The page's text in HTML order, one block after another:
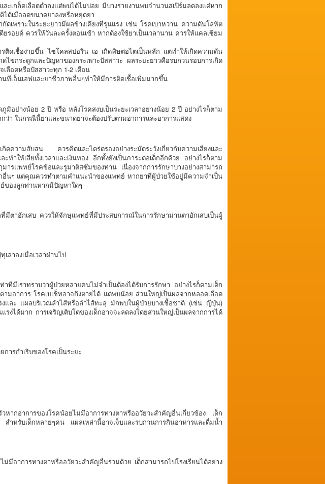
ะเกล็ดเลือดต่ำลงแต่พบได้ไม่บ่อย มีบางรายงานพบจำนวนสเปิร์มลดลงแต่หาก
ด้เมื่อลดขนาดยาลงหรือหยุดยา
เพราะในระยะยาวมีผลข้างเคียงที่รุนแรง เช่น โรคเบาหวาน ความดันโลหิต
รอยด์ ควรให้วันละครั้งตอนเช้า หากต้องใช้ยาเป็นเวลานาน ควรให้แคลเซียม
ติดเชื้อง่ายขึ้น ไซโคลสปอริน เอ เกิดพิษต่อไตเป็นหลัก แต่ทำให้เกิดความดัน
กระดูกและปัญหาของกระเพาะปัสสาวะ ผลระยะยาวคือรบกวนรอบการเกิด
ลือดหรือปัสสาวะทุก 1-2 เดือน
ทีเอ็นเอฟและยาชีวภาพอื่นๆทำให้มีการติดเชื้อเพิ่มมากขึ้น
อย่างน้อย 2 ปี หรือ หลังโรคสงบเป็นระยะเวลาอย่างน้อย 2 ปี อย่างไรก็ตาม
ว่า ในกรณีนี้ยาและขนาดยาจะต้องปรับตามอาการและอาการแสดง
ความสับสน ควรคิดและไตร่ตรองอย่างระมัดระวังเกี่ยวกับความเสี่ยงและ
ำให้เสียทั้งเวลาและเงินทอง อีกทั้งยังเป็นภาระต่อเด็กอีกด้วย อย่างไรก็ตาม
รแพทย์โรคข้อและรูมาติสซั่มของท่าน เนื่องจากการรักษาบางอย่างสามารถ
นๆ แต่คุณควรทำตามคำแนะนำของแพทย์ หากยาที่ผู้ป่วยใช้อยู่มีความจำเป็น
ของลูกท่านหากมีปัญหาใดๆ
ที่มีตาอักเสบ ควรให้จักษุแพทย์ที่มีประสบการณ์ในการรักษาม่านตาอักเสบเป็นผู้
ลาลงเมื่อเวลาผ่านไป
มีเราทราบว่าผู้ป่วยหลายคนไม่จำเป็นต้องได้รับการรักษา อย่างไรก็ตามเด็ก
มอาการ โรคเบเช็ทอาจถึงตายได้ แต่พบน้อย ส่วนใหญ่เป็นผลจากหลอดเลือด
งและ แผลบริเวณลำไส้หรือลำไส้ทะลุ มักพบในผู้ป่วยบางเชื้อชาติ (เช่น ญี่ปุ่น)
ได้มาก การเจริญเติบโตของเด็กอาจจะลดลงโดยส่วนใหญ่เป็นผลจากการได้
ารกำเริบของโรคเป็นระยะ
หากอาการของโรคน้อยไม่มีอาการทางตาหรืออวัยวะสำคัญอื่นเกี่ยวข้อง เด็ก
หรับเด็กหลายๆคน แผลเหล่านี้อาจเจ็บและรบกวนการกินอาหารและดื่มน้ำ
มีอาการทางตาหรืออวัยวะสำคัญอื่นร่วมด้วย เด็กสามารถไปโรงเรียนได้อย่าง